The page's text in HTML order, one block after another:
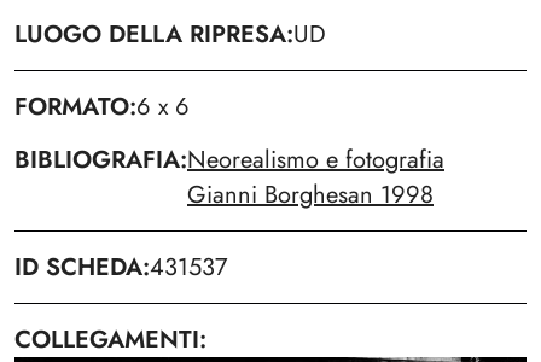
LUOGO DELLA RIPRESA UD
FORMATO 6 x 6
BIBLIOGRAFIA Neorealismo e fotografia
Gianni Borghesan 1998
ID SCHEDA 431537
COLLEGAMENTI